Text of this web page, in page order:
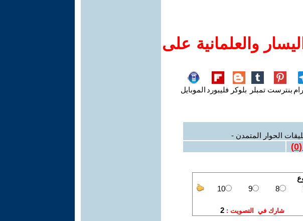
والعلمانية على
بنترست تمبلر بلوكر فليبورد الموبايل
الحوار المتمدن -
(
0
)